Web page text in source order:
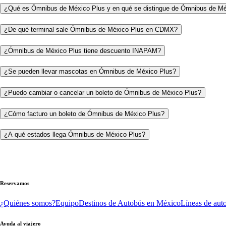
¿Qué es Ómnibus de México Plus y en qué se distingue de Ómnibus de
¿De qué terminal sale Ómnibus de México Plus en CDMX?
¿Ómnibus de México Plus tiene descuento INAPAM?
¿Se pueden llevar mascotas en Ómnibus de México Plus?
¿Puedo cambiar o cancelar un boleto de Ómnibus de México Plus?
¿Cómo facturo un boleto de Ómnibus de México Plus?
¿A qué estados llega Ómnibus de México Plus?
Reservamos
¿Quiénes somos?EquipoDestinos de Autobús en MéxicoLíneas de
Ayuda al viajero